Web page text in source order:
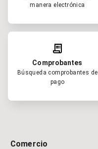
manera electrónica
receipt_long
Comprobantes
Búsqueda comprobantes de
pago
Comercio